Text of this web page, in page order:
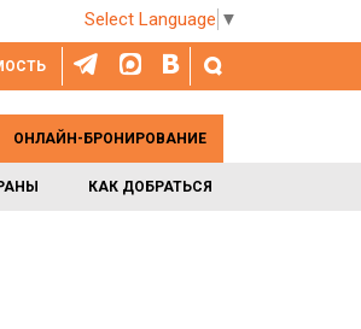
Select Language ▼
КАК ДОБРАТЬСЯ
ОНЛАЙН-БРОНИРОВАНИЕ